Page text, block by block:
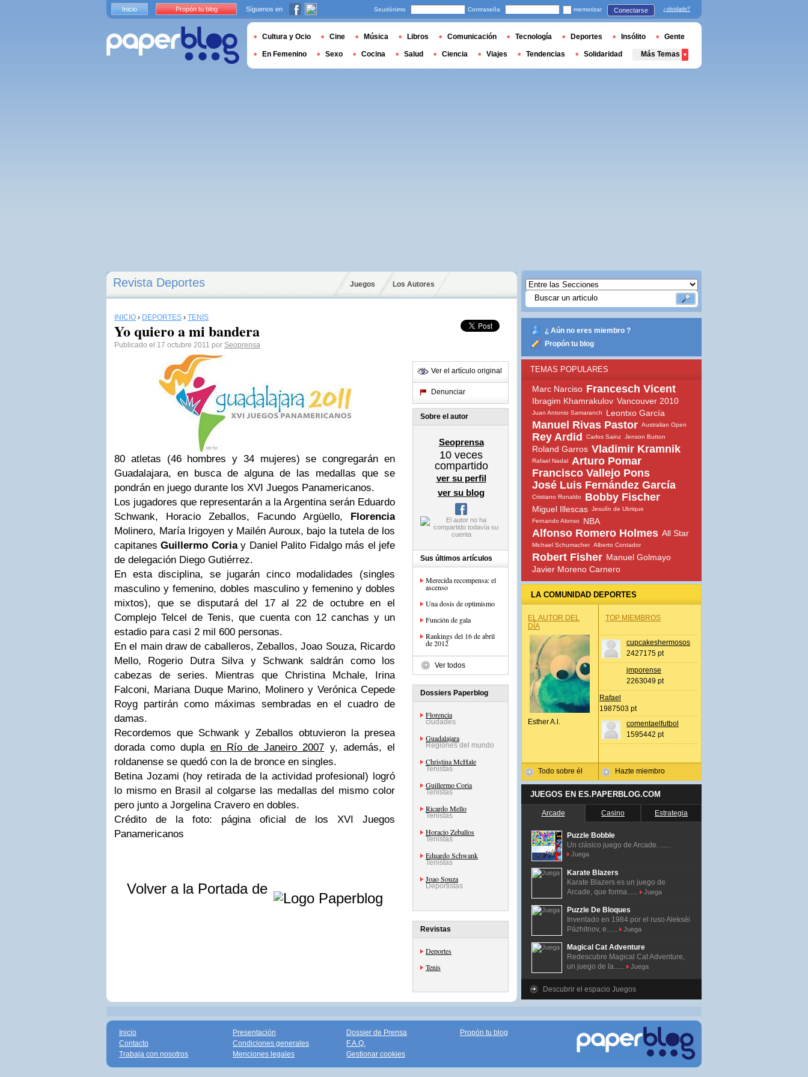
Revista Deportes Juegos Los Autores
INICIO › DEPORTES › TENIS
Yo quiero a mi bandera
Publicado el 17 octubre 2011 por Seoprensa
80 atletas (46 hombres y 34 mujeres) se congregarán en
Guadalajara, en busca de alguna de las medallas que se
pondrán en juego durante los XVI Juegos Panamericanos.
Los jugadores que representarán a la Argentina serán Eduardo
Schwank, Horacio Zeballos, Facundo Argüello, Florencia
Molinero, María Irigoyen y Mailén Auroux, bajo la tutela de los
capitanesGuillermo Coriay Daniel Palito Fidalgo más el jefe
de delegación Diego Gutiérrez.
En esta disciplina, se jugarán cinco modalidades (singles
masculino y femenino, dobles masculino y femenino y dobles
mixtos), que se disputará del 17 al 22 de octubre en el
Complejo Telcel de Tenis, que cuenta con 12 canchas y un
estadio para casi 2 mil 600 personas.
En el main draw de caballeros, Zeballos, Joao Souza, Ricardo
Mello, Rogerio Dutra Silva y Schwank saldrán como los
cabezas de series. Mientras que Christina Mchale, Irina
Falconi, Mariana Duque Marino, Molinero y Verónica Cepede
Royg partirán como máximas sembradas en el cuadro de
damas.
Recordemos que Schwank y Zeballos obtuvieron la presea
dorada como dupla en Río de Janeiro 2007 y, además, el
roldanense se quedó con la de bronce en singles.
Betina Jozami (hoy retirada de la actividad profesional) logró
lo mismo en Brasil al colgarse las medallas del mismo color
pero junto a Jorgelina Cravero en dobles.
Crédito de la foto: página oficial de los XVI Juegos
Panamericanos
Volver a la Portada de
Ver el artículo original
Denunciar
Sobre el autor
Seoprensa
10 veces
compartido
ver su perfil
ver su blog
Sus últimos artículos
Merecida recompensa: el
ascenso
Una dosis de optimismo
Función de gala
Rankings del 16 de abril
de 2012
Ver todos
Dossiers Paperblog
Florencia
ciudades
Guadalajara
Regiones del mundo
Christina McHale
Tenistas
Guillermo Coria
Tenistas
Ricardo Mello
Tenistas
Horacio Zeballos
Tenistas
Eduardo Schwank
Tenistas
Joao Souza
Deportistas
Revistas
Deportes
Tenis
¿ Aún no eres miembro ?
Propón tu blog
TEMAS POPULARES
Marc Narciso Francesch Vicent
Ibragim Khamrakulov Vancouver 2010
Juan Antonio Samaranch Leontxo García
Manuel Rivas Pastor Australian Open
Rey Ardid Carlos Sainz Jenson Button
Roland Garros Vladimir Kramnik
Rafael Nadal Arturo Pomar
Francisco Vallejo Pons
José Luis Fernández García
Cristiano Ronaldo Bobby Fischer
Miguel Illescas Jesulín de Ubrique
Fernando Alonso
NBA
Alfonso Romero Holmes All Star
Michael Schumacher Alberto Contador
Robert Fisher Manuel Golmayo
Javier Moreno Carnero
LA COMUNIDAD DEPORTES
EL AUTOR DEL
DÍA
Esther A.l.
Todo sobre él
TOP MIEMBROS
cupcakeshermosos
2427175 pt
jmporense
2263049 pt
Rafael
1987503 pt
comentaelfutbol
1595442 pt
Hazte miembro
JUEGOS EN ES.PAPERBLOG.COM
Arcade Casino Estrategia
Puzzle Bobble
Un clásico juego de Arcade. ......
Juega
Karate Blazers
Karate Blazers es un juego de
Arcade, que forma......
Juega
Puzzle De Bloques
Inventado en 1984 por el ruso Alekséi
Pázhitnov, e......
Juega
Magical Cat Adventure
Redescubre Magical Cat Adventure,
un juego de la......
Juega
Descubrir el espacio Juegos
Inicio Propón tu blog Síguenos en Seudónimo Contraseña memorizar Conectarse ¿olvidado?
Cultura y Ocio Cine Música Libros Comunicación Tecnología Deportes Insólito Gente
En Femenino Sexo Cocina Salud Ciencia Viajes Tendencias Solidaridad Más Temas
Inicio
Contacto
Trabaja con nosotros
Presentación
Condiciones generales
Menciones legales
Dossier de Prensa
F.A.Q.
Gestionar cookies
Propón tu blog